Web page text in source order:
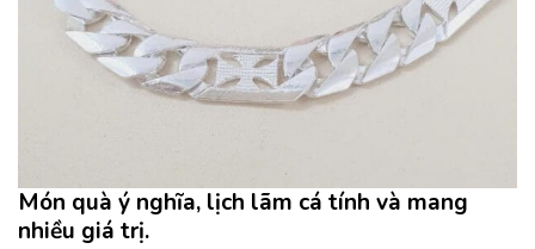
Món quà ý nghĩa, lịch lãm cá tính và mang
nhiều giá trị.